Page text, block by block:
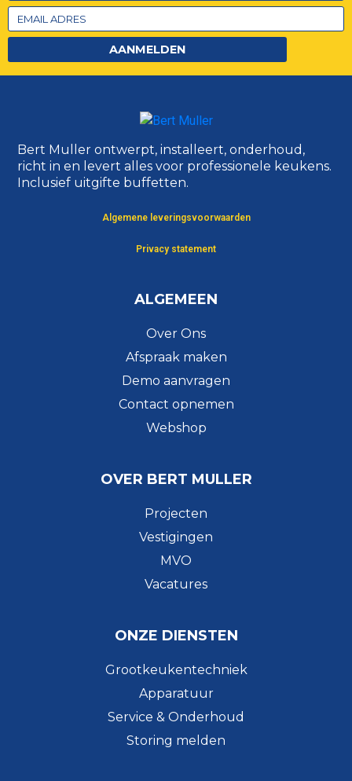
AANMELDEN
Bert Muller ontwerpt, installeert, onderhoud,
richt in en levert alles voor professionele keukens.
Inclusief uitgifte buffetten.
Algemene leveringsvoorwaarden
Privacy statement
ALGEMEEN
Over Ons
Afspraak maken
Demo aanvragen
Contact opnemen
Webshop
OVER BERT MULLER
Projecten
Vestigingen
MVO
Vacatures
ONZE DIENSTEN
Grootkeukentechniek
Apparatuur
Service & Onderhoud
Storing melden